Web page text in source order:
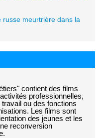
russe meurtrière dans la
contient des films
professionnelles,
ou des fonctions
Les films sont
des jeunes et les
reconversion